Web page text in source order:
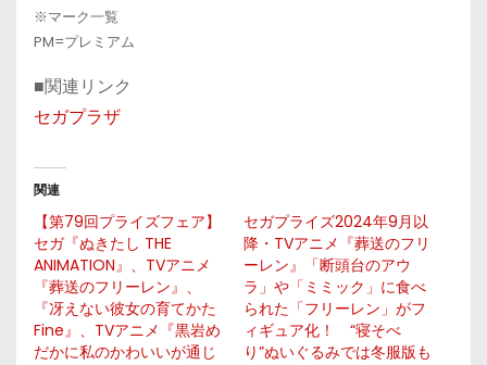
※マーク一覧
PM=プレミアム
■関連リンク
セガプラザ
関連
【第79回プライズフェア】
セガ『ぬきたし THE
ANIMATION』、TVアニメ
『葬送のフリーレン』、
『冴えない彼女の育てかた
Fine』、TVアニメ『黒岩め
だかに私のかわいいが通じ
セガプライズ2024年9月以
降・TVアニメ『葬送のフリ
ーレン』「断頭台のアウ
ラ」や「ミミック」に食べ
られた「フリーレン」がフ
ィギュア化！ “寝そべ
り”ぬいぐるみでは冬服版も